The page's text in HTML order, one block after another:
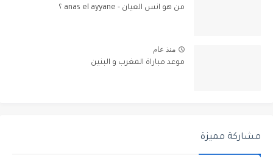
من هو انس العيان - anas el ayyane ؟
منذ عام
موعد مباراة المغرب و البنين
مشاركة مميزة